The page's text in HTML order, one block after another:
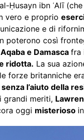
Ḥusayn ibn ʿAlī
vero e proprio
e di
poterono così
Aqaba e Damasca fra
ridotta. La sua
forze britanniche
senza l’aiuto della
grandi meriti,
oggi misterioso